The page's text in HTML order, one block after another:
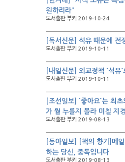
원하리라”
도서출판 부키 2019-10-24
[독서신문] 석유 때문에 전
도서출판 부키 2019-10-11
[내일신문] 외교정책 `석유
도서출판 부키 2019-10-11
[조선일보] `좋아요`는 최
가 뭘 누를지 몰라 미칠 지경
도서출판 부키 2019-08-13
[동아일보] [책의 향기]메
하는 당신, 중독입니다
도서출판 부키 2019-08-13